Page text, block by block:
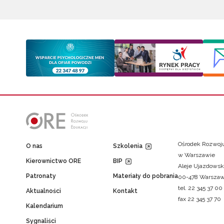
O nas
Kierownictwo ORE
Patronaty
Aktualności
Kalendarium
Sygnaliści
Szkolenia
BIP
Materiały do pobrania
Kontakt
Ośrodek
w Warszawie
Aleje
00-478
tel. 22 345 37 00
fax 22 345 37 70